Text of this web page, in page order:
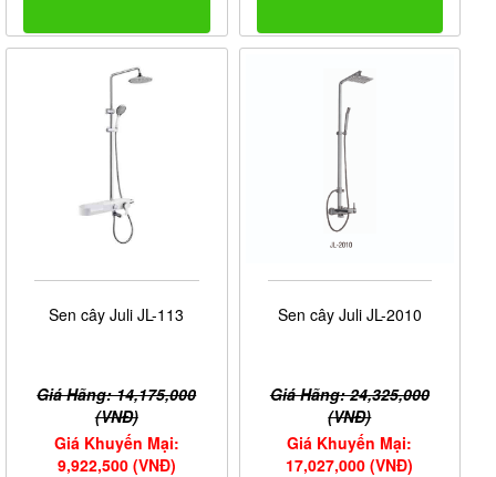
Sen cây Juli JL-113
Giá Hãng: 14,175,000
(VNĐ)
Giá Khuyến Mại:
9,922,500 (VNĐ)
Sen cây Juli JL-2010
Giá Hãng: 24,325,000
(VNĐ)
Giá Khuyến Mại:
17,027,000 (VNĐ)